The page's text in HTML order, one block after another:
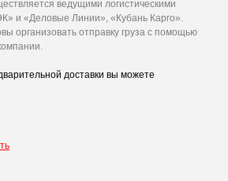
ведущими логистическими
и «Деловые Линии», «Кубань Карго».
организовать отправку груза с помощью
доставки вы можете